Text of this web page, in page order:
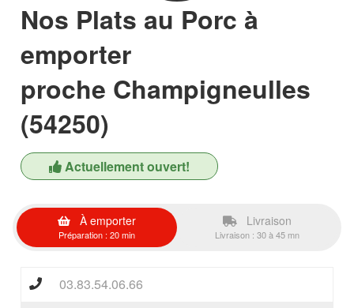
Nos Plats au Porc à
emporter
proche Champigneulles
(54250)
Actuellement ouvert!
À emporter
Préparation : 20 min
Livraison
Livraison : 30 à 45 mn
03.83.54.06.66